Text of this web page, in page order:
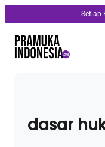
Setiap
dasar